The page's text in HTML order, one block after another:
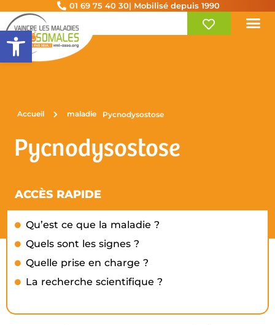
Ouvrir la barre d’outils
01 69 75 40 30| Mobilisé depuis 1990
Accueil maladie Pycnodysostose
Pycnodysostose
ACCÈS RAPIDE
Qu’est ce que la maladie ?
Quels sont les signes ?
Quelle prise en charge ?
La recherche scientifique ?